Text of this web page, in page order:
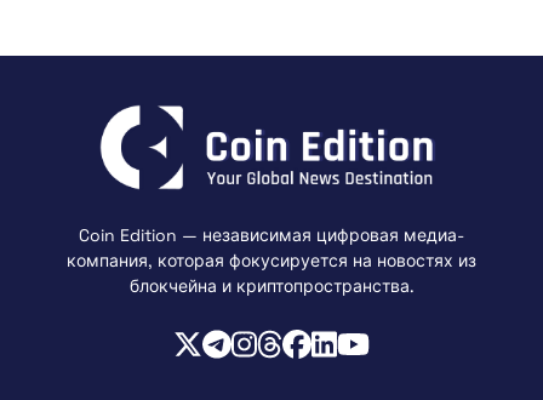
Coin Edition — независимая цифровая медиа-
компания, которая фокусируется на новостях из
блокчейна и криптопространства.